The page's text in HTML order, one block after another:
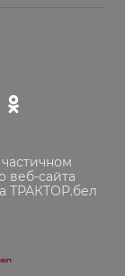
веб-сайта
ТРАКТОР.бел